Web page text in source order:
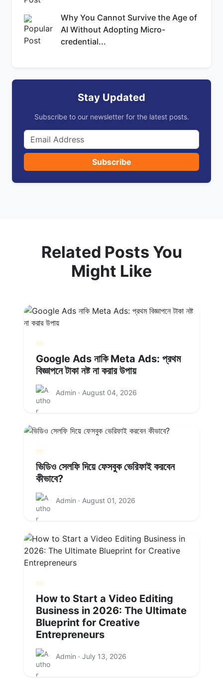
Why You Cannot Survive the Age of
AI Without Adopting Micro-
credential...
Stay Updated
Subscribe to our newsletter for the latest posts.
Subscribe
Related Posts You
Might Like
Google Ads নাকি Meta Ads: প্রথম
বিজ্ঞাপনে টাকা নষ্ট না করার উপায়
Admin · August 04, 2026
ভিডিও সেলফি দিয়ে ফেসবুক ভেরিফাই করবেন
কীভাবে?
Admin · August 01, 2026
How to Start a Video Editing
Business in 2026: The Ultimate
Blueprint for Creative
Entrepreneurs
Admin · July 13, 2026